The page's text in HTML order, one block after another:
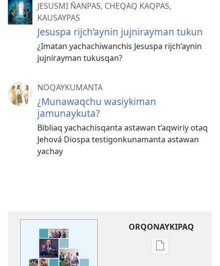
JESUSMI ÑANPAS, CHEQAQ KAQPAS,
KAUSAYPAS
Jesuspa rijch’aynin jujnirayman tukun
¿Imatan yachachiwanchis Jesuspa rijch’aynin
jujnirayman tukusqan?
NOQAYKUMANTA
¿Munawaqchu wasiykiman
jamunaykuta?
Bibliaq yachachisqanta astawan t’aqwiriy otaq
Jehová Diospa testigonkunamanta astawan
yachay
ORQONAYKIPAQ
Kaypi